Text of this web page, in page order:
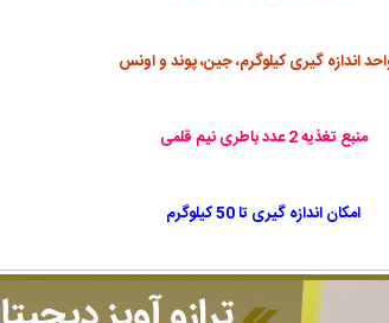
منبع تغذیه 2 عدد باطری نیم قلمی
امکان اندازه گیری تا 50 کیلوگرم